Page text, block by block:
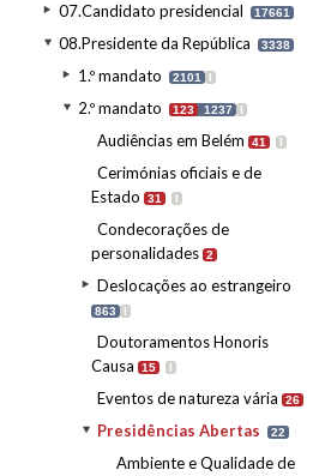
07.Candidato presidencial 17661
08.Presidente da República 3338
1.º mandato 2101 I
2.º mandato 123 1237 I
Audiências em Belém 41 I
Cerimónias oficiais e de
Estado
31 I
Condecorações de
personalidades 2
Deslocações ao estrangeiro
863 I
Doutoramentos Honoris
Causa
15 I
Eventos de natureza vária 26
Presidências Abertas 22
Ambiente e Qualidade de